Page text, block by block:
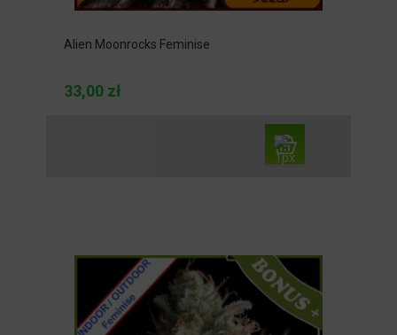
Alien Moonrocks Feminise
33,00 zł